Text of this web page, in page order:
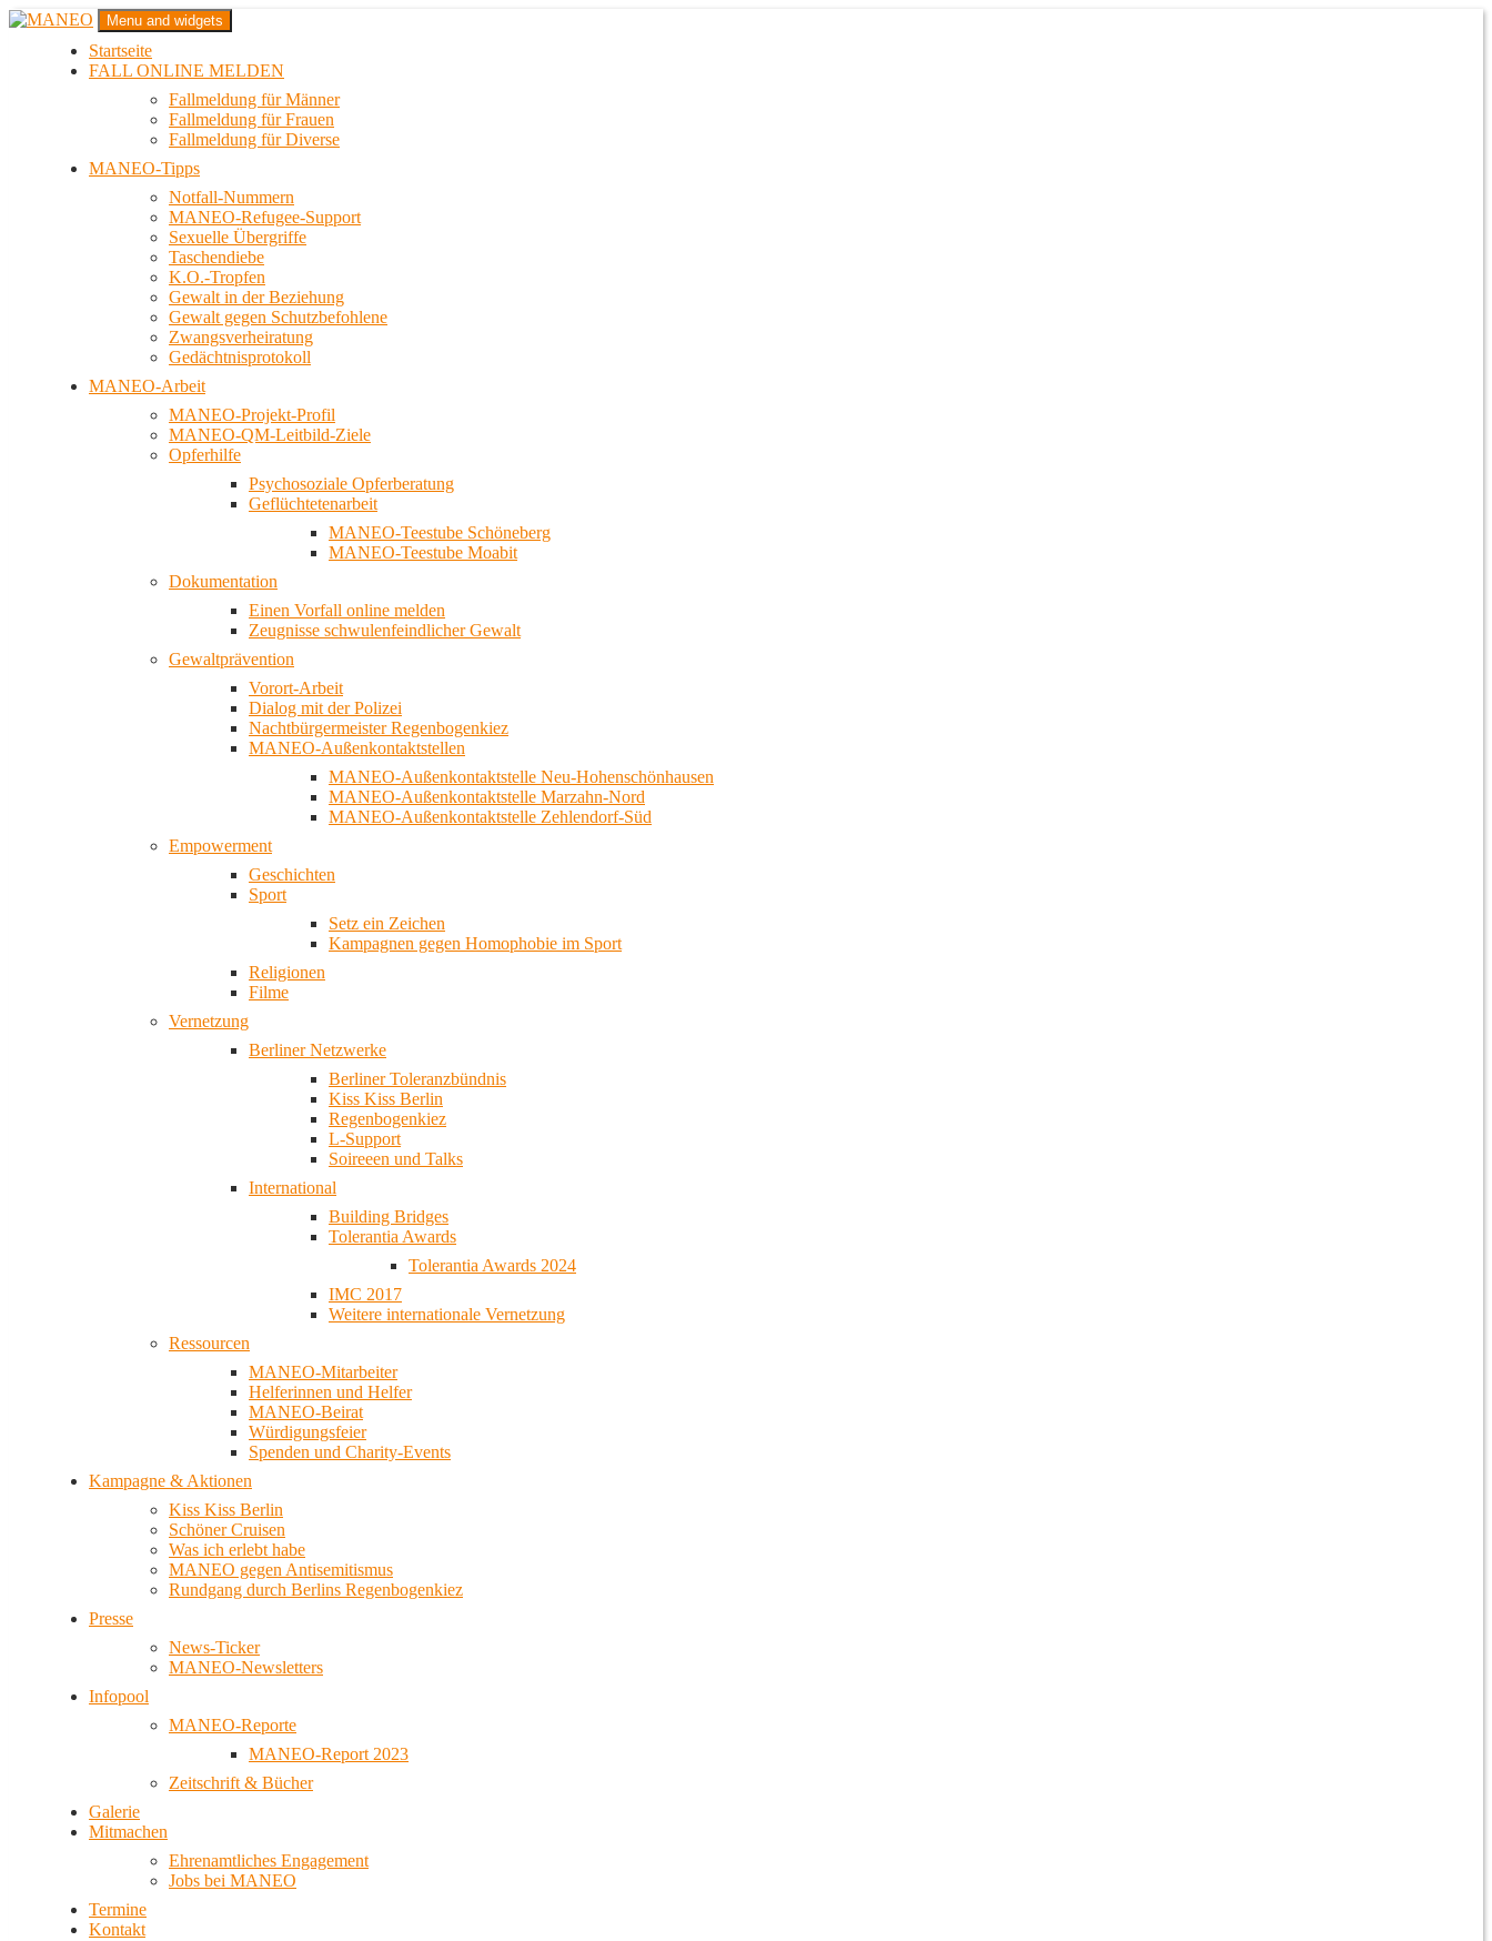
Zum
MANEO
Das schwule Anti-Gewalt-Projekt in Berlin
Menu and widgets
Startseite
FALL ONLINE MELDEN
Fallmeldung für Männer
Fallmeldung für Frauen
Fallmeldung für Diverse
MANEO-Tipps
Notfall-Nummern
MANEO-Refugee-Support
Sexuelle Übergriffe
Taschendiebe
K.O.-Tropfen
Gewalt in der Beziehung
Gewalt gegen Schutzbefohlene
Zwangsverheiratung
Gedächtnisprotokoll
MANEO-Arbeit
MANEO-Projekt-Profil
MANEO-QM-Leitbild-Ziele
Opferhilfe
Psychosoziale Opferberatung
Geflüchtetenarbeit
MANEO-Teestube Schöneberg
MANEO-Teestube Moabit
Dokumentation
Einen Vorfall online melden
Zeugnisse schwulenfeindlicher Gewalt
Gewaltprävention
Vorort-Arbeit
Dialog mit der Polizei
Nachtbürgermeister Regenbogenkiez
MANEO-Außenkontaktstellen
MANEO-Außenkontaktstelle Neu-Hohenschönhausen
MANEO-Außenkontaktstelle Marzahn-Nord
MANEO-Außenkontaktstelle Zehlendorf-Süd
Empowerment
Geschichten
Sport
Setz ein Zeichen
Kampagnen gegen Homophobie im Sport
Religionen
Filme
Vernetzung
Berliner Netzwerke
Berliner Toleranzbündnis
Kiss Kiss Berlin
Regenbogenkiez
L-Support
Soireeen und Talks
International
Building Bridges
Tolerantia Awards
Tolerantia Awards 2024
IMC 2017
Weitere internationale Vernetzung
Ressourcen
MANEO-Mitarbeiter
Helferinnen und Helfer
MANEO-Beirat
Würdigungsfeier
Spenden und Charity-Events
Kampagne & Aktionen
Kiss Kiss Berlin
Schöner Cruisen
Was ich erlebt habe
MANEO gegen Antisemitismus
Rundgang durch Berlins Regenbogenkiez
Presse
News-Ticker
MANEO-Newsletters
Infopool
MANEO-Reporte
MANEO-Report 2023
Zeitschrift & Bücher
Galerie
Mitmachen
Ehrenamtliches Engagement
Jobs bei MANEO
Termine
Kontakt